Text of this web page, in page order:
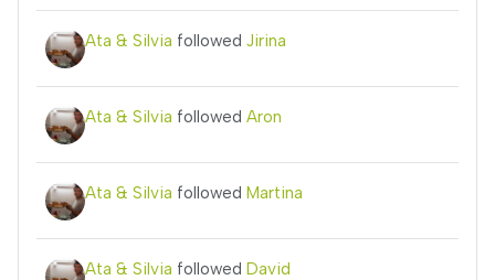
Ata & Silvia followed Jirina
Ata & Silvia followed Aron
Ata & Silvia followed Martina
Ata & Silvia followed David